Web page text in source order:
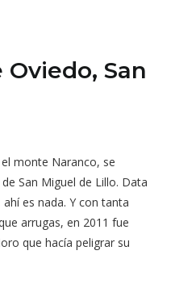
San
monte Naranco, se
San Miguel de Lillo. Data
es nada. Y con tanta
arrugas, en 2011 fue
que hacía peligrar su